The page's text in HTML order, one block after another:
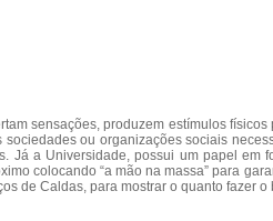
sensações, produzem estímulos
sociedades ou organizações sociais
Já a Universidade, possui um papel
colocando “a mão na massa” para
de Caldas, para mostrar o quanto fazer o